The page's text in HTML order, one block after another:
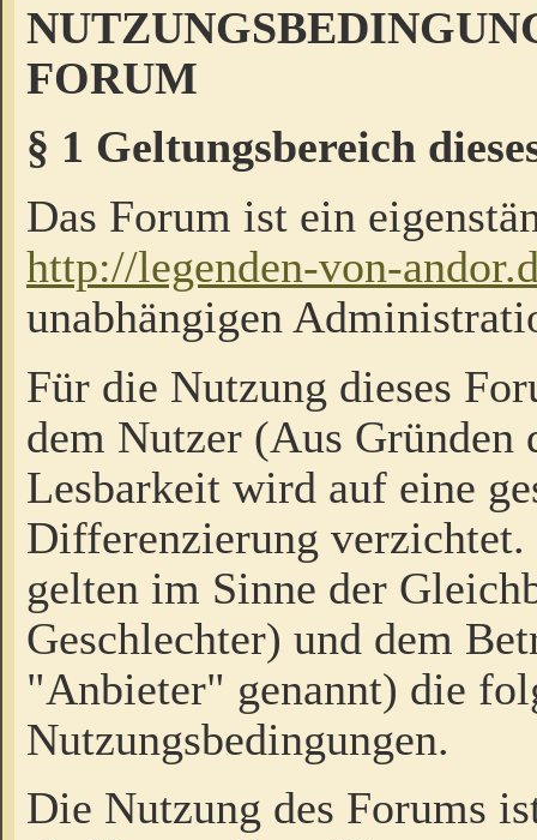
FORUM
§ 1 Geltungsbereich
Das Forum ist ein
http://legenden-von-
unabhängigen
Für die Nutzung dieses
dem Nutzer (Aus Gründen
Lesbarkeit wird auf eine
Differenzierung
gelten im Sinne der
Geschlechter) und dem
"Anbieter" genannt) die
Nutzungsbedingungen.
Die Nutzung des Forums